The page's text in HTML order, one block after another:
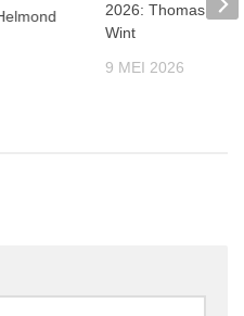
2026: Thomas
Wint
9 MEI 2026